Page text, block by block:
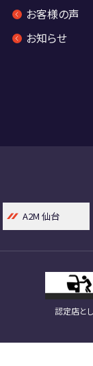
お客様の声
お知らせ
A2M 仙台
認定店と